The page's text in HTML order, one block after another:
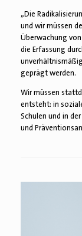
„Die
und wir müssen
Überwachung
die Erfassung
geprägt werden.
Wir müssen
entsteht: in
Schulen und in
und